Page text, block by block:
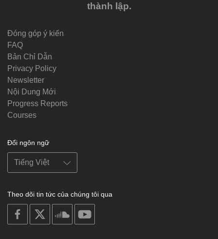
thành lập.
Đóng góp ý kiến
FAQ
Bản Chỉ Dẫn
Privacy Policy
Newsletter
Nội Dung Mới
Progress Reports
Courses
Đổi ngôn ngữ
Theo dõi tin tức của chúng tôi qua
on
facebook
soundcloud